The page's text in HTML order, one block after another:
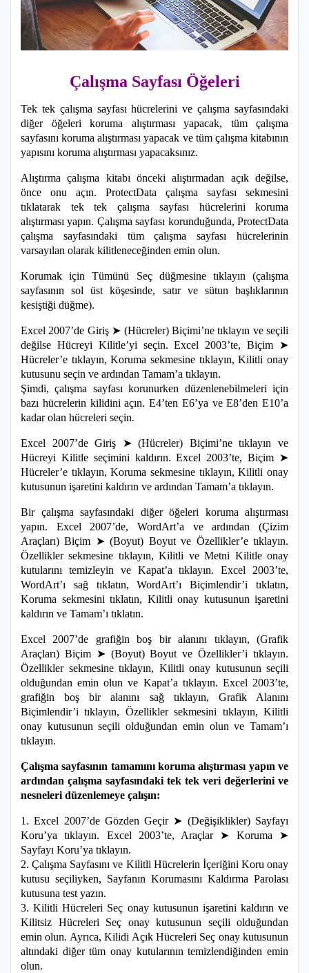
Çalışma Sayfası Öğeleri
Tek tek çalışma sayfası hücrelerini ve çalışma sayfasındaki
diğer öğeleri koruma alıştırması yapacak, tüm çalışma
sayfasını koruma alıştırması yapacak ve tüm çalışma kitabının
yapısını koruma alıştırması yapacaksınız.
Alıştırma çalışma kitabı önceki alıştırmadan açık değilse,
önce onu açın. ProtectData çalışma sayfası sekmesini
tıklatarak tek tek çalışma sayfası hücrelerini koruma
alıştırması yapın. Çalışma sayfası korunduğunda, ProtectData
çalışma sayfasındaki tüm çalışma sayfası hücrelerinin
varsayılan olarak kilitleneceğinden emin olun.
Korumak için Tümünü Seç düğmesine tıklayın (çalışma
sayfasının sol üst köşesinde, satır ve sütun başlıklarının
kesiştiği düğme).
Excel 2007’de Giriş ➤ (Hücreler) Biçimi’ne tıklayın ve seçili
değilse Hücreyi Kilitle’yi seçin. Excel 2003’te, Biçim ➤
Hücreler’e tıklayın, Koruma sekmesine tıklayın, Kilitli onay
kutusunu seçin ve ardından Tamam’a tıklayın.
Şimdi, çalışma sayfası korunurken düzenlenebilmeleri için
bazı hücrelerin kilidini açın. E4’ten E6’ya ve E8’den E10’a
kadar olan hücreleri seçin.
Excel 2007’de Giriş ➤ (Hücreler) Biçimi’ne tıklayın ve
Hücreyi Kilitle seçimini kaldırın. Excel 2003’te, Biçim ➤
Hücreler’e tıklayın, Koruma sekmesine tıklayın, Kilitli onay
kutusunun işaretini kaldırın ve ardından Tamam’a tıklayın.
Bir çalışma sayfasındaki diğer öğeleri koruma alıştırması
yapın. Excel 2007’de, WordArt’a ve ardından (Çizim
Araçları) Biçim ➤ (Boyut) Boyut ve Özellikler’e tıklayın.
Özellikler sekmesine tıklayın, Kilitli ve Metni Kilitle onay
kutularını temizleyin ve Kapat’a tıklayın. Excel 2003’te,
WordArt’ı sağ tıklatın, WordArt’ı Biçimlendir’i tıklatın,
Koruma sekmesini tıklatın, Kilitli onay kutusunun işaretini
kaldırın ve Tamam’ı tıklatın.
Excel 2007’de grafiğin boş bir alanını tıklayın, (Grafik
Araçları) Biçim ➤ (Boyut) Boyut ve Özellikler’i tıklayın.
Özellikler sekmesine tıklayın, Kilitli onay kutusunun seçili
olduğundan emin olun ve Kapat’a tıklayın. Excel 2003’te,
grafiğin boş bir alanını sağ tıklayın, Grafik Alanını
Biçimlendir’i tıklayın, Özellikler sekmesini tıklayın, Kilitli
onay kutusunun seçili olduğundan emin olun ve Tamam’ı
tıklayın.
Çalışma sayfasının tamamını koruma alıştırması yapın ve
ardından çalışma sayfasındaki tek tek veri değerlerini ve
nesneleri düzenlemeye çalışın:
1. Excel 2007’de Gözden Geçir ➤ (Değişiklikler) Sayfayı
Koru’ya tıklayın. Excel 2003’te, Araçlar ➤ Koruma ➤
Sayfayı Koru’ya tıklayın.
2. Çalışma Sayfasını ve Kilitli Hücrelerin İçeriğini Koru onay
kutusu seçiliyken, Sayfanın Korumasını Kaldırma Parolası
kutusuna test yazın.
3. Kilitli Hücreleri Seç onay kutusunun işaretini kaldırın ve
Kilitsiz Hücreleri Seç onay kutusunun seçili olduğundan
emin olun. Ayrıca, Kilidi Açık Hücreleri Seç onay kutusunun
altındaki diğer tüm onay kutularının temizlendiğinden emin
olun.